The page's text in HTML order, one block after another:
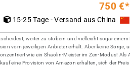
750 €*
15-25 Tage - Versand aus China
weiter zu stöbern und vielleicht sogar
vom jeweiligen Anbieter erhält. Aber keine Sorge,
wie ein Shaolin-Meister im Zen-Modus! Als
eine Provision von Amazon erhalten, sich der